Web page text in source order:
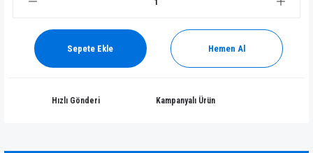
Sepete Ekle Hemen Al
Hızlı Gönderi Kampanyalı Ürün